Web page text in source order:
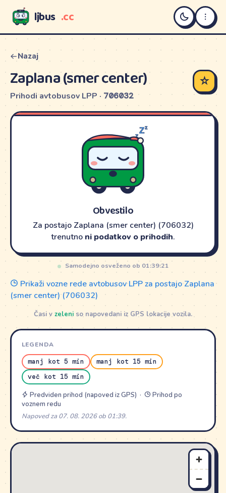
LJBUS ljbus .cc
Nazaj
Zaplana (smer center)
Prihodi avtobusov LPP · 706032
☆
Obvestilo
Za postajo Zaplana (smer center) (706032)
trenutno ni podatkov o prihodih.
Samodejno osveženo ob 01:39:21
Prikaži vozne rede avtobusov LPP za postajo Zaplana
(smer center) (706032)
Časi v zeleni so napovedani iz GPS lokacije vozila.
LEGENDA
manj kot 5 min
manj kot 15 min
več kot 15 min
Predviden prihod (napoved iz GPS) ·
Prihod po
voznem redu
Napoved za 07. 08. 2026 ob 01:39.